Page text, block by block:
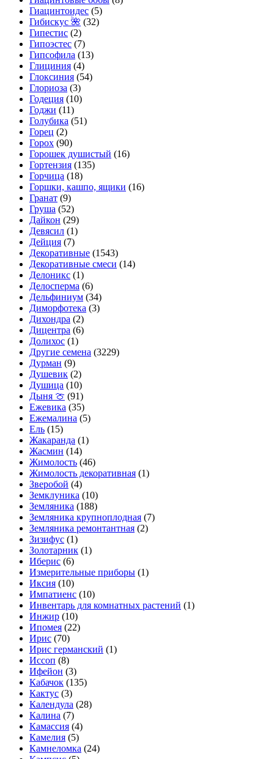
Гиацинтоидес (5)
Гибискус 🌺 (32)
Гипестис (2)
Гипоэстес (7)
Гипсофила (13)
Глициния (4)
Глоксиния (54)
Глориоза (3)
Годеция (10)
Годжи (11)
Голубика (51)
Горец (2)
Горох (90)
Горошек душистый (16)
Гортензия (135)
Горчица (18)
Горшки, кашпо, ящики (16)
Гранат (9)
Груша (52)
Дайкон (29)
Девясил (1)
Дейция (7)
Декоративные (1543)
Декоративные смеси (14)
Делоникс (1)
Делосперма (6)
Дельфиниум (34)
Диморфотека (3)
Дихондра (2)
Дицентра (6)
Долихос (1)
Другие семена (3229)
Дурман (9)
Душевик (2)
Душица (10)
Дыня 🍈 (91)
Ежевика (35)
Ежемалина (5)
Ель (15)
Жакаранда (1)
Жасмин (14)
Жимолость (46)
Жимолость декоративная (1)
Зверобой (4)
Земклуника (10)
Земляника (188)
Земляника крупноплодная (7)
Земляника ремонтантная (2)
Зизифус (1)
Золотарник (1)
Иберис (6)
Измерительные приборы (1)
Иксия (10)
Импатиенс (10)
Инвентарь для комнатных растений (1)
Инжир (10)
Ипомея (22)
Ирис (70)
Ирис германский (1)
Иссоп (8)
Ифейон (3)
Кабачок (135)
Кактус (3)
Календула (28)
Калина (7)
Камассия (4)
Камелия (5)
Камнеломка (24)